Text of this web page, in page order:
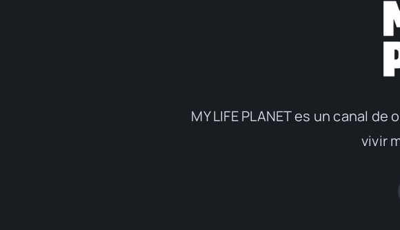
MY LIFE PLANET es un canal
vivir